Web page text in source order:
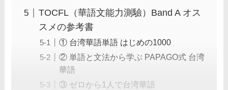
TOCFL（華語文能力測驗）Band A オス
スメの参考書
① 台湾華語単語 はじめの1000
② 単語と文法から学ぶ PAPAGO式 台湾
華語
③ ゼロから1人で台湾華語